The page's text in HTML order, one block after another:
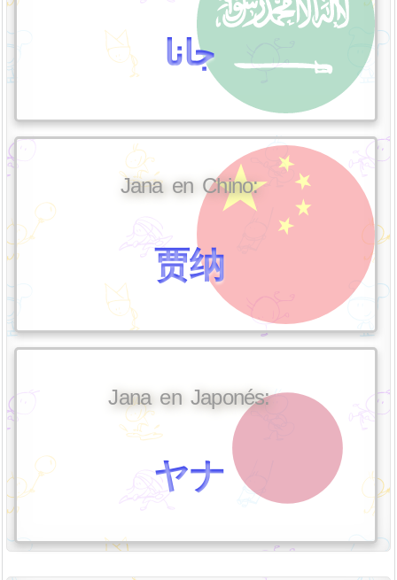
جانا
Jana en Chino:
贾纳
Jana en Japonés:
ヤナ